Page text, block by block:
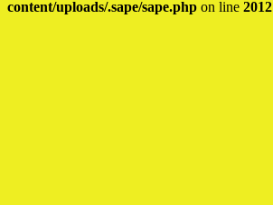
content/uploads/.sape/sape.php on line 2012